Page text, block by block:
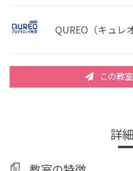
QUREO（キュレ
この教
詳